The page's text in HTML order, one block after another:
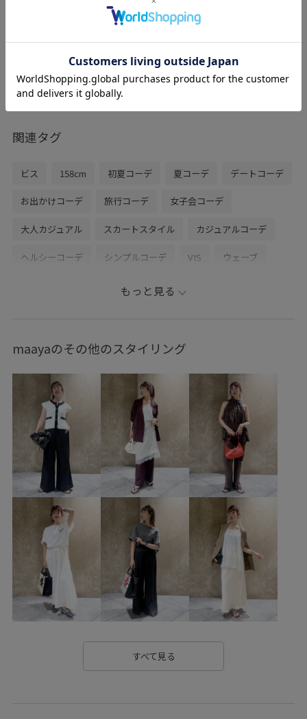
ネートをワンランク格上げしてくれるよう
なバッグ。
く、手持ちで持っても可愛い◎
どんなコーディネートにも万能に馴染んで
関連タグ
ビス 158cm 初夏コーデ 夏コーデ デートコーデ
お出かけコーデ 旅行コーデ 女子会コーデ
大人カジュアル スカートスタイル カジュアルコーデ
ヘルシーコーデ シンプルコーデ VIS ウェーブ
ジャケット/アウター
ショルダーバッグ BVE16250 BVV36100
2WAYで使える BVX44070_BVX36070 hellokitty_vis
onepiece_pickup Ssize_akisuda Tシャツ VIS_26SS
vis_26ssbag VIS_ceremony_2026 vis_okazakisae_june
vis_okazakisae_may vis_shikanoma VIS_smallsize
WEB限定 Web限定カラー
お手入れしやすい お気に入りアイテム_pickup
きちんと感 こなれ感 さらりとした
みんながチェックしているアイテム_pickup
エコバッグ オフィス カジュアル キャミワンピース
シワになりにくい
スキッパーデザイン ストラップ
もっと見る
maayaのその他のスタイリング
すべて見る